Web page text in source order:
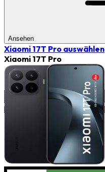
Ansehen
Xiaomi 17T Pro auswählen
Xiaomi 17T Pro